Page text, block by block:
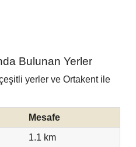
Bulunan Yerler
yerler ve Ortakent ile
Mesafe
1.1 km